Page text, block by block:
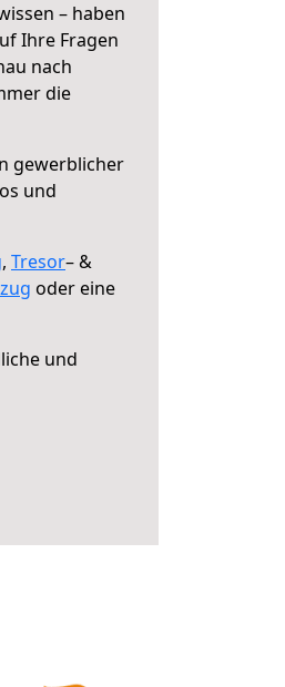
– haben
Ihre Fragen
nach
die
gewerblicher
und
, Tresor– &
oder eine
und